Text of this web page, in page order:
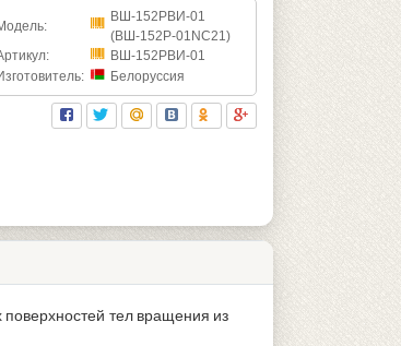
ВШ-152РВИ-01
(ВШ-152Р-01NC21)
ВШ-152РВИ-01
Белоруссия
тел вращения из